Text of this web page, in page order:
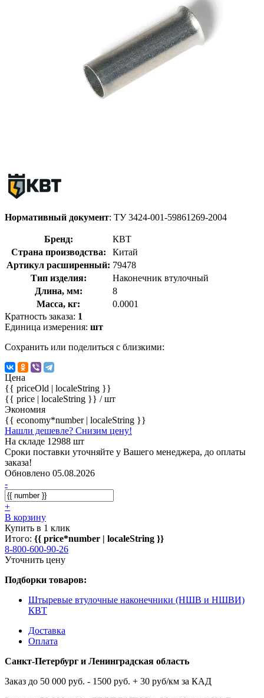
Нормативный документ: ТУ 3424-001-59861269-2004
Бренд:
КВТ
Страна производства:
Китай
Артикул расширенный: 79478
Тип изделия:
Наконечник втулочный
Длина, мм:
8
Масса, кг:
0.0001
Кратность заказа: 1
Единица измерения: шт
Сохранить или поделиться с близкими:
Цена
{{ priceOld | localeString }}
{{ price | localeString }} / шт
Экономия
{{ economy*number | localeString }}
Нашли дешевле? Снизим цену!
На складе 12988 шт
Сроки поставки уточняйте у Вашего менеджера, до оплаты
заказа!
Обновлено 05.08.2026
-
+
В корзину
Купить в 1 клик
Итого: {{ price*number | localeString }}
8-800-600-90-26
Уточнить цену
Подборки товаров:
Штыревые втулочные наконечники (НШВ и НШВИ)
КВТ
Доставка
Оплата
Санкт-Петербург и Ленинградская область
Заказ до 50 000 руб. - 1500 руб. + 30 руб/км за КАД